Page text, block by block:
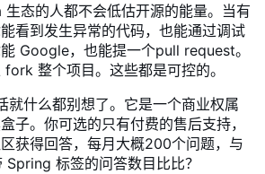
的人都不会低估开源的能量。当有
看到发生异常的代码，也能通过调试
Google，也能提一个pull request。
整个项目。这些都是可控的。
么都别想了。它是一个商业权属
子。你可选的只有付费的售后支持，
获得回答，每月大概200个问题，与
Spring 标签的问答数目比比？